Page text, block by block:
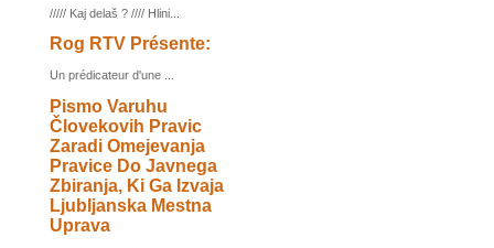
///// Kaj delaš ? //// Hlini...
Rog RTV Présente:
Un prédicateur d'une ...
Pismo Varuhu
Človekovih Pravic
Zaradi Omejevanja
Pravice Do Javnega
Zbiranja, Ki Ga Izvaja
Ljubljanska Mestna
Uprava